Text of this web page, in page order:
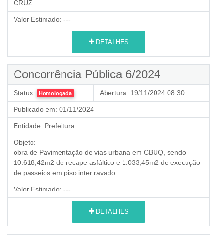
CRUZ
Valor Estimado: ---
DETALHES
Concorrência Pública 6/2024
Status: Homologada Abertura: 19/11/2024 08:30
Publicado em: 01/11/2024
Entidade: Prefeitura
Objeto:
obra de Pavimentação de vias urbana em CBUQ , sendo
10.618,42m2 de recape asfáltico e 1.033,45m2 de execução
de passeios em piso intertravado
Valor Estimado: ---
DETALHES